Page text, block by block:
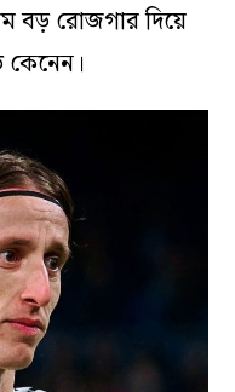
বড় রোজগার দিয়ে
কেনেন।